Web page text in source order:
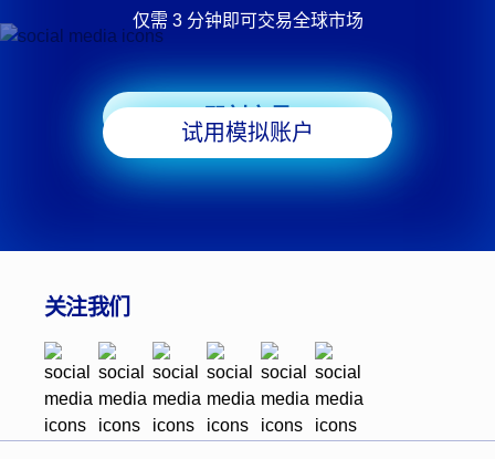
仅需 3 分钟即可交易全球市场
即刻交易
试用模拟账户
关注我们